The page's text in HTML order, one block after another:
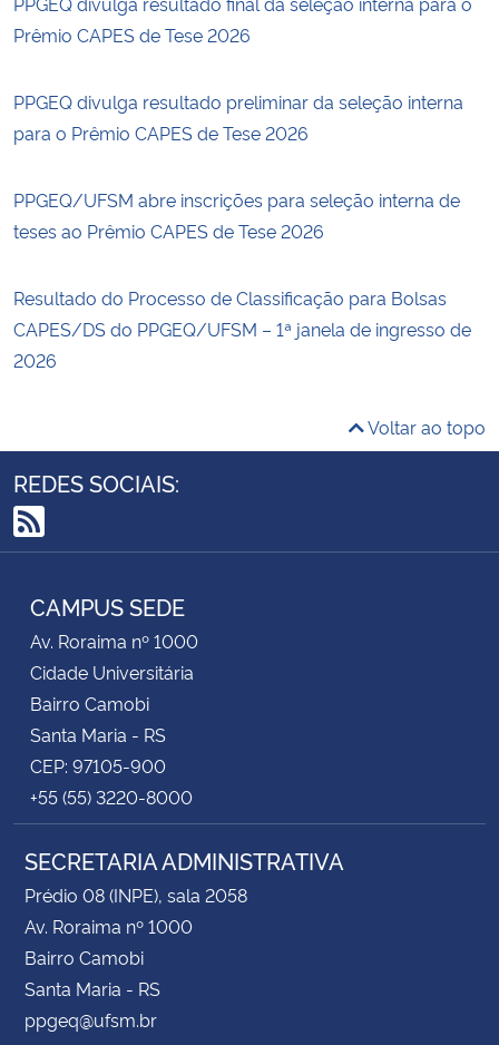
Prêmio CAPES de Tese 2026
PPGEQ divulga resultado preliminar da seleção interna
para o Prêmio CAPES de Tese 2026
PPGEQ/UFSM abre inscrições para seleção interna de
teses ao Prêmio CAPES de Tese 2026
Resultado do Processo de Classificação para Bolsas
CAPES/DS do PPGEQ/UFSM – 1ª janela de ingresso de
2026
Voltar ao topo
REDES SOCIAIS:
RSS
CAMPUS SEDE
Av. Roraima nº 1000
Cidade Universitária
Bairro Camobi
Santa Maria - RS
CEP: 97105-900
+55 (55) 3220-8000
SECRETARIA ADMINISTRATIVA
Prédio 08 (INPE), sala 2058
Av. Roraima nº 1000
Bairro Camobi
Santa Maria - RS
ppgeq@ufsm.br